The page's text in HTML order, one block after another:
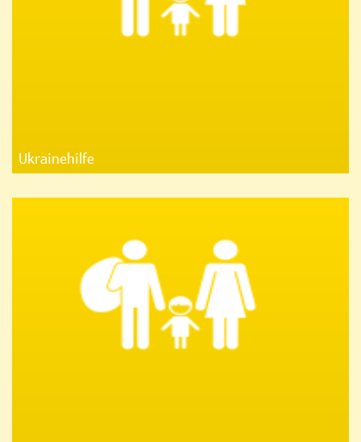
Ukrainehilfe